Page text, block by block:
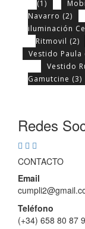
(1)
Navarro (2)
iluminación
Ritmovil (2)
Vestido Paula
Vestido
Gamutcine (3)
Redes
CONTACTO
Email
Teléfono
(+34) 658 80 87